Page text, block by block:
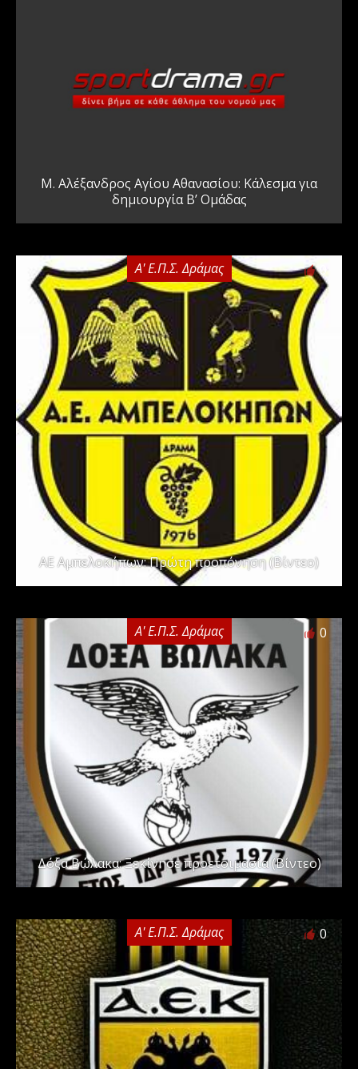
Μ. Αλέξανδρος Αγίου Αθανασίου: Κάλεσμα για
δημιουργία Β’ Ομάδας
Α' Ε.Π.Σ. Δράμας 0
ΑΕ Αμπελοκήπων: Πρώτη προπόνηση (Βίντεο)
Α' Ε.Π.Σ. Δράμας 0
Δόξα Βώλακα: Ξεκίνησε προετοιμασία (Βίντεο)
Α' Ε.Π.Σ. Δράμας 0